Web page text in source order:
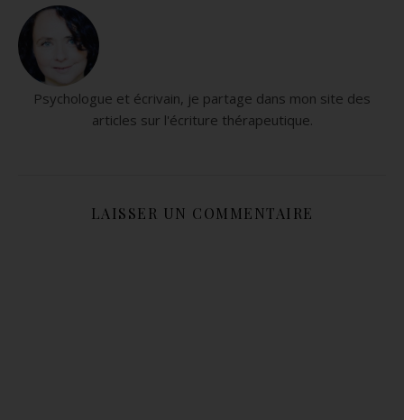
Psychologue et écrivain, je partage dans mon site des
articles sur l'écriture thérapeutique.
LAISSER UN COMMENTAIRE